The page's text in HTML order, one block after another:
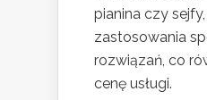
pianina czy
zastosowania
rozwiązań, co
cenę usługi.